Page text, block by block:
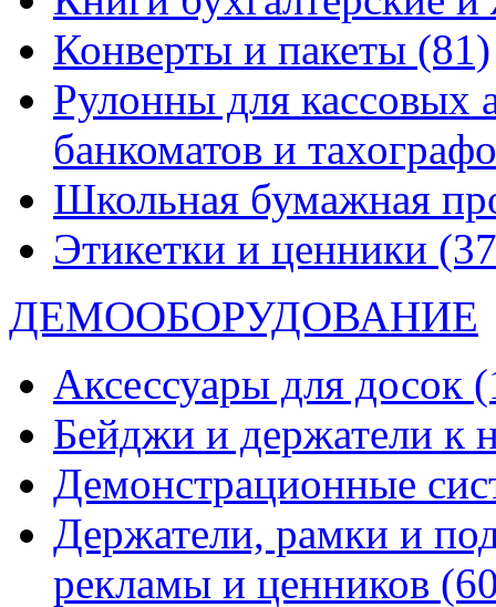
Конверты и пакеты (81)
Рулонны для кассовых
банкоматов и
Школьная бумажная
Этикетки и ценники
ДЕМООБОРУДОВАНИЕ
Аксессуары для досок
Бейджи и держатели к
Демонстрационные
Держатели, рамки и
рекламы и ценников